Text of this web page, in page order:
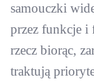
samouczki
przez funkcje
rzecz biorąc,
traktują